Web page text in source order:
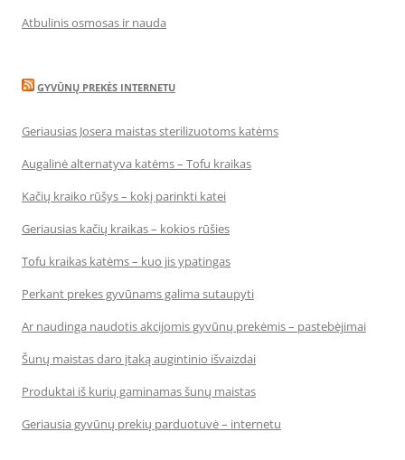
Atbulinis osmosas ir nauda
GYVŪNŲ PREKĖS INTERNETU
Geriausias Josera maistas sterilizuotoms katėms
Augalinė alternatyva katėms – Tofu kraikas
Kačių kraiko rūšys – kokį parinkti katei
Geriausias kačių kraikas – kokios rūšies
Tofu kraikas katėms – kuo jis ypatingas
Perkant prekes gyvūnams galima sutaupyti
Ar naudinga naudotis akcijomis gyvūnų prekėmis – pastebėjimai
Šunų maistas daro įtaką augintinio išvaizdai
Produktai iš kurių gaminamas šunų maistas
Geriausia gyvūnų prekių parduotuvė – internetu